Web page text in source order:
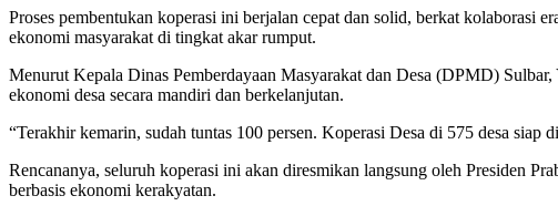
Proses pembentukan koperasi ini berjalan cepat dan solid, berkat kolaborasi
ekonomi masyarakat di tingkat akar rumput.
Menurut Kepala Dinas Pemberdayaan Masyarakat dan Desa (DPMD)
ekonomi desa secara mandiri dan berkelanjutan.
“Terakhir kemarin, sudah tuntas 100 persen. Koperasi Desa di 575 desa siap
Rencananya, seluruh koperasi ini akan diresmikan langsung oleh Presiden
berbasis ekonomi kerakyatan.